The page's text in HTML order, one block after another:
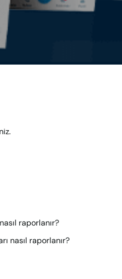
raporlanır?
nasıl raporlanır?